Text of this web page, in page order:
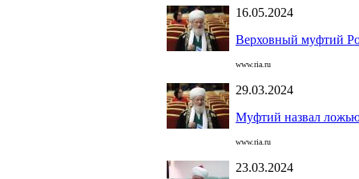
16.05.2024
Верховный муфтий
www.ria.ru
29.03.2024
Муфтий назвал ложью
www.ria.ru
23.03.2024